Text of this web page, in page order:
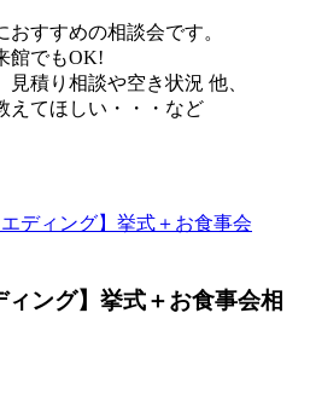
すすめの相談会です。
館でもOK!
積り相談や空き状況 他、
えてほしい・・・など
ィング】挙式＋お食事会相